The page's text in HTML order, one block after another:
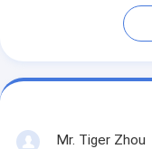
Mr. Tiger Zhou